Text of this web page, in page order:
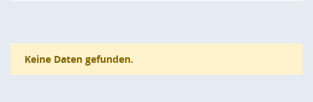
Keine Daten gefunden.